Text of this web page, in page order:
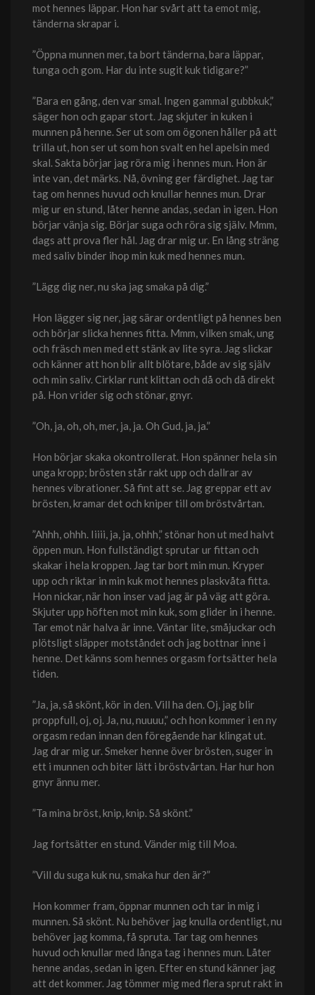
mot hennes läppar. Hon har svårt att ta emot mig,
tänderna skrapar i.
”Öppna munnen mer, ta bort tänderna, bara läppar,
tunga och gom. Har du inte sugit kuk tidigare?”
”Bara en gång, den var smal. Ingen gammal gubbkuk,”
säger hon och gapar stort. Jag skjuter in kuken i
munnen på henne. Ser ut som om ögonen håller på att
trilla ut, hon ser ut som hon svalt en hel apelsin med
skal. Sakta börjar jag röra mig i hennes mun. Hon är
inte van, det märks. Nå, övning ger färdighet. Jag tar
tag om hennes huvud och knullar hennes mun. Drar
mig ur en stund, låter henne andas, sedan in igen. Hon
börjar vänja sig. Börjar suga och röra sig själv. Mmm,
dags att prova fler hål. Jag drar mig ur. En lång sträng
med saliv binder ihop min kuk med hennes mun.
”Lägg dig ner, nu ska jag smaka på dig.”
Hon lägger sig ner, jag särar ordentligt på hennes ben
och börjar slicka hennes fitta. Mmm, vilken smak, ung
och fräsch men med ett stänk av lite syra. Jag slickar
och känner att hon blir allt blötare, både av sig själv
och min saliv. Cirklar runt klittan och då och då direkt
på. Hon vrider sig och stönar, gnyr.
”Oh, ja, oh, oh, mer, ja, ja. Oh Gud, ja, ja.”
Hon börjar skaka okontrollerat. Hon spänner hela sin
unga kropp; brösten står rakt upp och dallrar av
hennes vibrationer. Så fint att se. Jag greppar ett av
brösten, kramar det och kniper till om bröstvårtan.
”Ahhh, ohhh. Iiiii, ja, ja, ohhh,” stönar hon ut med halvt
öppen mun. Hon fullständigt sprutar ur fittan och
skakar i hela kroppen. Jag tar bort min mun. Kryper
upp och riktar in min kuk mot hennes plaskvåta fitta.
Hon nickar, när hon inser vad jag är på väg att göra.
Skjuter upp höften mot min kuk, som glider in i henne.
Tar emot när halva är inne. Väntar lite, småjuckar och
plötsligt släpper motståndet och jag bottnar inne i
henne. Det känns som hennes orgasm fortsätter hela
tiden.
”Ja, ja, så skönt, kör in den. Vill ha den. Oj, jag blir
proppfull, oj, oj. Ja, nu, nuuuu,” och hon kommer i en ny
orgasm redan innan den föregående har klingat ut.
Jag drar mig ur. Smeker henne över brösten, suger in
ett i munnen och biter lätt i bröstvårtan. Har hur hon
gnyr ännu mer.
”Ta mina bröst, knip, knip. Så skönt.”
Jag fortsätter en stund. Vänder mig till Moa.
”Vill du suga kuk nu, smaka hur den är?”
Hon kommer fram, öppnar munnen och tar in mig i
munnen. Så skönt. Nu behöver jag knulla ordentligt, nu
behöver jag komma, få spruta. Tar tag om hennes
huvud och knullar med långa tag i hennes mun. Låter
henne andas, sedan in igen. Efter en stund känner jag
att det kommer. Jag tömmer mig med flera sprut rakt in